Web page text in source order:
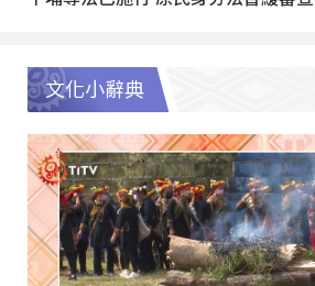
文化小辭典